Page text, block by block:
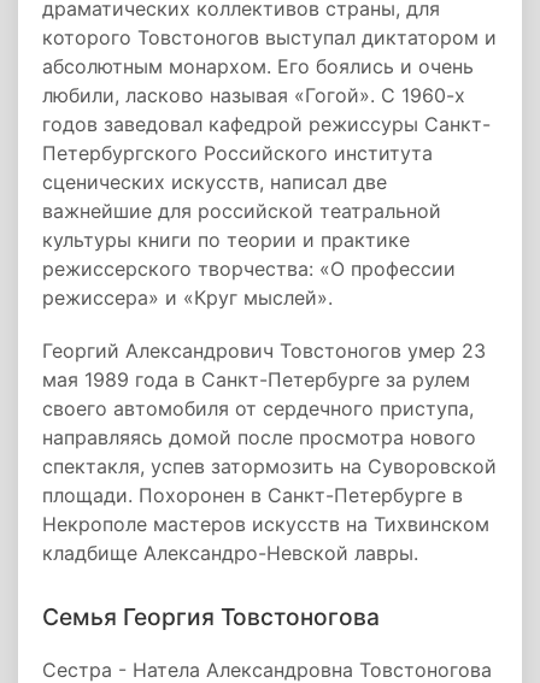
драматических коллективов страны, для
которого Товстоногов выступал диктатором и
абсолютным монархом. Его боялись и очень
любили, ласково называя «Гогой». С 1960-х
годов заведовал кафедрой режиссуры Санкт-
Петербургского Российского института
сценических искусств, написал две
важнейшие для российской театральной
культуры книги по теории и практике
режиссерского творчества: «О профессии
режиссера» и «Круг мыслей».
Георгий Александрович Товстоногов умер 23
мая 1989 года в Санкт-Петербурге за рулем
своего автомобиля от сердечного приступа,
направляясь домой после просмотра нового
спектакля, успев затормозить на Суворовской
площади. Похоронен в Санкт-Петербурге в
Некрополе мастеров искусств на Тихвинском
кладбище Александро-Невской лавры.
Семья Георгия Товстоногова
Сестра - Натела Александровна Товстоногова